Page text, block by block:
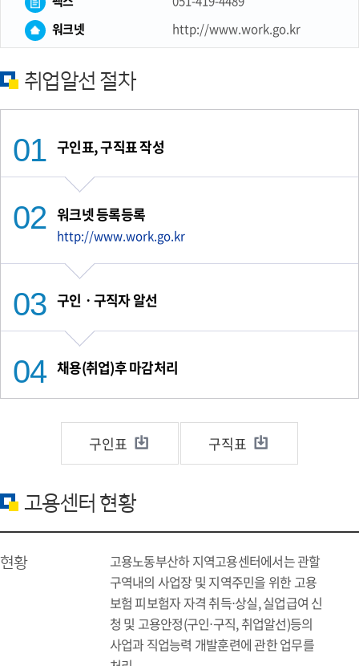
워크넷
http://www.work.go.kr
취업알선 절차
구인표, 구직표 작성
워크넷 등록등록
http://www.work.go.kr
구인ㆍ구직자 알선
채용(취업)후 마감처리
구인표 구직표
고용센터 현황
현황
고용노동부산하 지역고용센터에서는 관할
구역내의 사업장 및 지역주민을 위한 고용
보험 피보험자 자격 취득⋅상실, 실업급여 신
청 및 고용안정(구인⋅구직, 취업알선)등의
사업과 직업능력 개발훈련에 관한 업무를